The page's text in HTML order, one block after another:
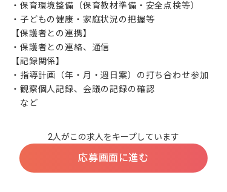
・保育環境整備（保育教材準備・安全点検等）
・子どもの健康・家庭状況の把握等
【保護者との連携】
・保護者との連絡、通信
【記録関係】
・指導計画（年・月・週日案）の打ち合わせ参加
・観察個人記録、会議の記録の確認
など
2人がこの求人をキープしています
応募画面に進む